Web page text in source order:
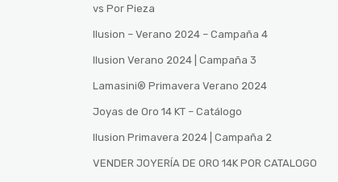
vs Por Pieza
Ilusion – Verano 2024 – Campaña 4
Ilusion Verano 2024 | Campaña 3
Lamasini®️ Primavera Verano 2024
Joyas de Oro 14 KT – Catálogo
Ilusion Primavera 2024 | Campaña 2
VENDER JOYERÍA DE ORO 14K POR CATALOGO